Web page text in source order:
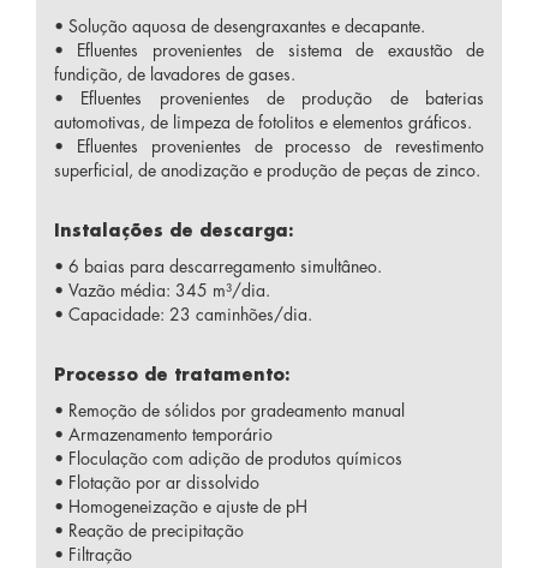
• Solução aquosa de desengraxantes e decapante.
• Efluentes provenientes de sistema de exaustão de
fundição, de lavadores de gases.
• Efluentes provenientes de produção de baterias
automotivas, de limpeza de fotolitos e elementos gráficos.
• Efluentes provenientes de processo de revestimento
superficial, de anodização e produção de peças de zinco.
Instalações de descarga:
• 6 baias para descarregamento simultâneo.
• Vazão média: 345 m³/dia.
• Capacidade: 23 caminhões/dia.
Processo de tratamento:
• Remoção de sólidos por gradeamento manual
• Armazenamento temporário
• Floculação com adição de produtos químicos
• Flotação por ar dissolvido
• Homogeneização e ajuste de pH
• Reação de precipitação
• Filtração